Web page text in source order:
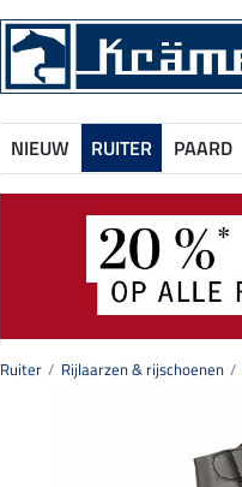
NIEUW RUITER PAARD
Ruiter Rijlaarzen & rijschoenen